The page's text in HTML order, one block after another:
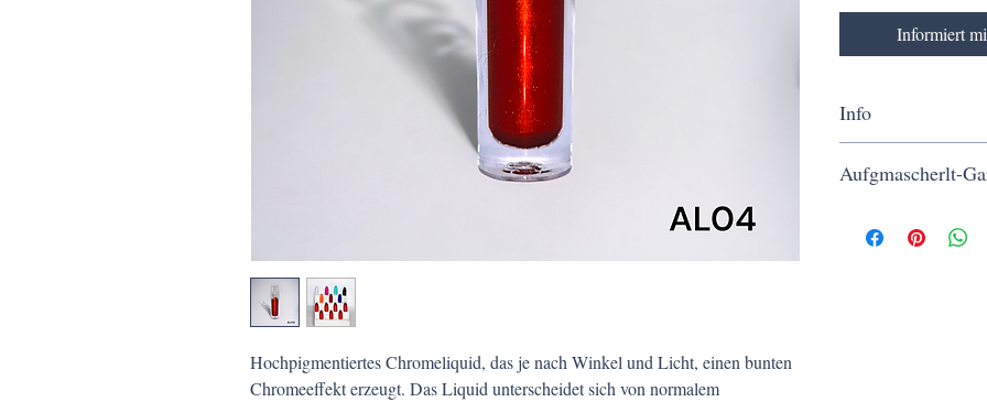
Hochpigmentiertes Chromeliquid, das je nach Winkel und Licht, einen bunten
Chromeeffekt erzeugt. Das Liquid unterscheidet sich von normalem
Informiert
Info
UStG) zzgl.
Aufgmascherlt-
Werktagen, sichere